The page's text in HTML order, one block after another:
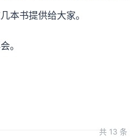
本书提供给大家。
。
共 13 条